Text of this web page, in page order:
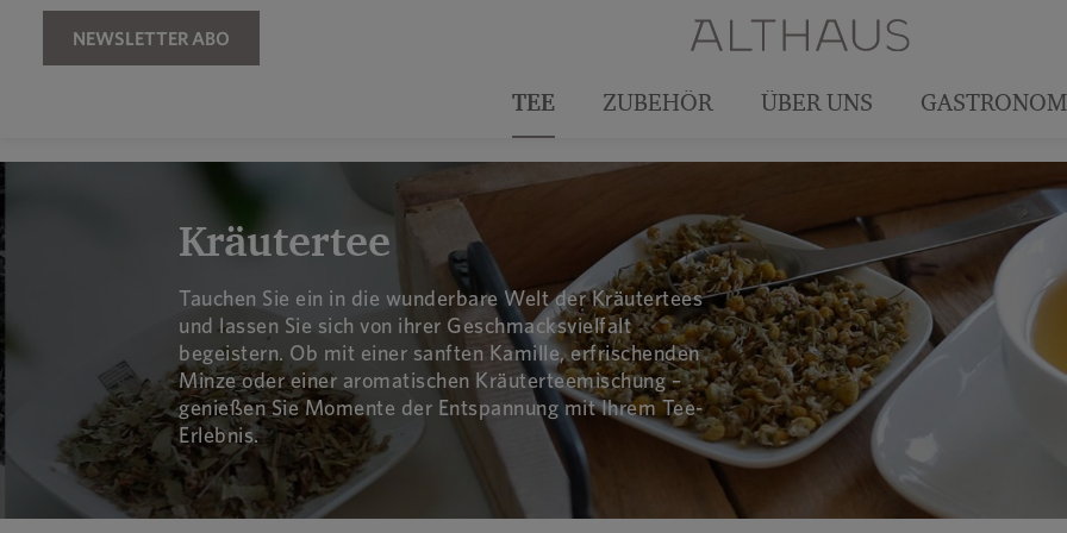
Hauptnavigation springen
NEWSLETTER ABO
TEE ZUBEHÖR ÜBER UNS
Kräutertee
Tauchen Sie ein in die wunderbare Welt der Kräutertees
und lassen Sie sich von ihrer Geschmacksvielfalt
begeistern. Ob mit einer sanften Kamille, erfrischenden
Minze oder einer aromatischen Kräuterteemischung –
genießen Sie Momente der Entspannung mit Ihrem Tee-
Erlebnis.